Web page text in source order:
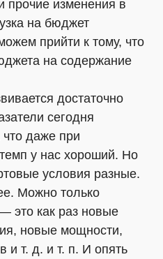
прочие изменения в
на бюджет
прийти к тому, что
на содержание
достаточно
сегодня
что даже при
у нас хороший. Но
условия разные.
Можно только
это как раз новые
новые мощности,
и т. д. и т. п. И опять